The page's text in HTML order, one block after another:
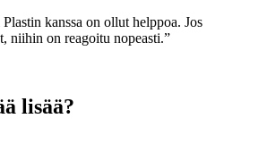
kanssa on ollut helppoa. Jos
niihin on reagoitu nopeasti.”
lisää?